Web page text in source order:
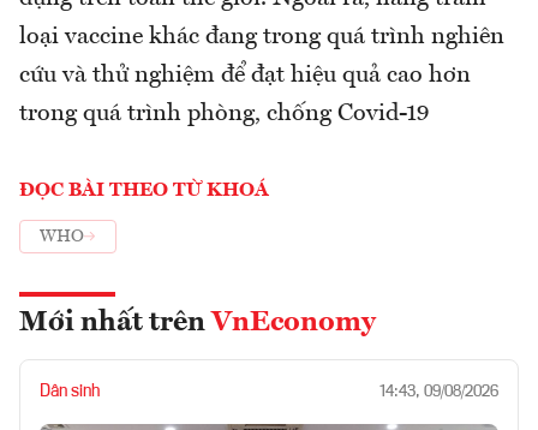
loại vaccine khác đang trong quá trình nghiên
cứu và thử nghiệm để đạt hiệu quả cao hơn
trong quá trình phòng, chống Covid-19
ĐỌC BÀI THEO TỪ KHOÁ
WHO
Mới nhất trên VnEconomy
Dân sinh 14:43, 09/08/2026